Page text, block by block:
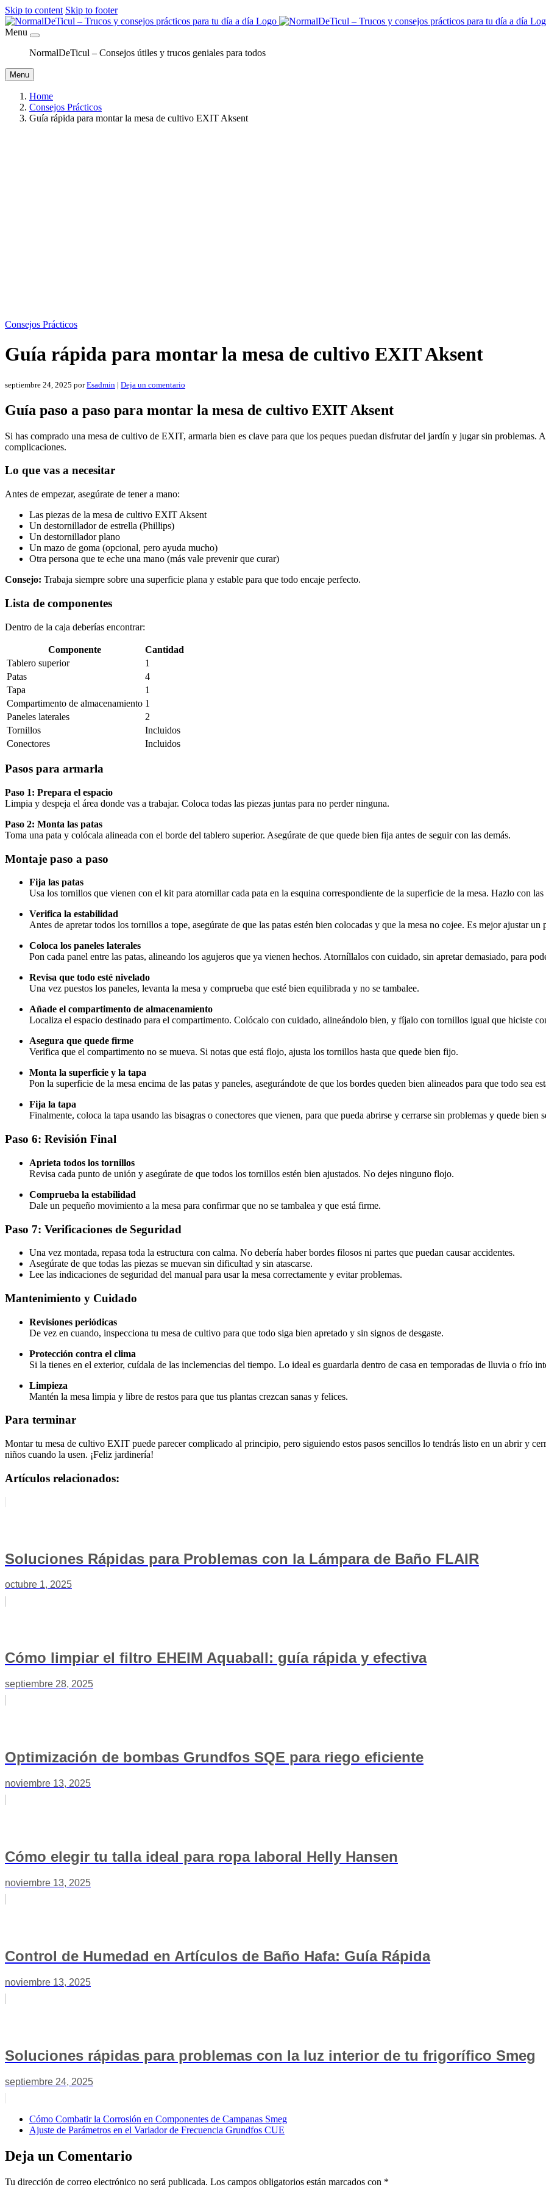
Skip to content Skip to footer
Menu
NormalDeTicul – Consejos útiles y trucos geniales para todos
Menu
Home
Consejos Prácticos
Guía rápida para montar la mesa de cultivo EXIT Aksent
Consejos Prácticos
Guía rápida para montar la mesa de cultivo EXIT Aksent
septiembre 24, 2025 porEsadmin | Deja un comentario
Guía paso a paso para montar la mesa de cultivo EXIT Aksent
Si has comprado una mesa de cultivo de EXIT, armarla bien es clave para que los peques puedan disfrutar del jardín y jugar sin problemas.
complicaciones.
Lo que vas a necesitar
Antes de empezar, asegúrate de tener a mano:
Las piezas de la mesa de cultivo EXIT Aksent
Un destornillador de estrella (Phillips)
Un destornillador plano
Un mazo de goma (opcional, pero ayuda mucho)
Otra persona que te eche una mano (más vale prevenir que curar)
Consejo: Trabaja siempre sobre una superficie plana y estable para que todo encaje perfecto.
Lista de componentes
Dentro de la caja deberías encontrar:
Componente
Cantidad
Tablero superior
1
Patas
4
Tapa
1
Compartimento de almacenamiento 1
Paneles laterales
2
Tornillos
Incluidos
Conectores
Incluidos
Pasos para armarla
Paso 1: Prepara el espacio
Limpia y despeja el área donde vas a trabajar. Coloca todas las piezas juntas para no perder ninguna.
Paso 2: Monta las patas
Toma una pata y colócala alineada con el borde del tablero superior. Asegúrate de que quede bien fija antes de seguir con las demás.
Montaje paso a paso
Fija las patas
Usa los tornillos que vienen con el kit para atornillar cada pata en la esquina correspondiente de la superficie de la mesa. Hazlo con las
Verifica la estabilidad
Antes de apretar todos los tornillos a tope, asegúrate de que las patas estén bien colocadas y que la mesa no cojee. Es mejor ajustar un
Coloca los paneles laterales
Pon cada panel entre las patas, alineando los agujeros que ya vienen hechos. Atorníllalos con cuidado, sin apretar demasiado, para
Revisa que todo esté nivelado
Una vez puestos los paneles, levanta la mesa y comprueba que esté bien equilibrada y no se tambalee.
Añade el compartimento de almacenamiento
Localiza el espacio destinado para el compartimento. Colócalo con cuidado, alineándolo bien, y fíjalo con tornillos igual que hiciste
Asegura que quede firme
Verifica que el compartimento no se mueva. Si notas que está flojo, ajusta los tornillos hasta que quede bien fijo.
Monta la superficie y la tapa
Pon la superficie de la mesa encima de las patas y paneles, asegurándote de que los bordes queden bien alineados para que todo sea
Fija la tapa
Finalmente, coloca la tapa usando las bisagras o conectores que vienen, para que pueda abrirse y cerrarse sin problemas y quede bien
Paso 6: Revisión Final
Aprieta todos los tornillos
Revisa cada punto de unión y asegúrate de que todos los tornillos estén bien ajustados. No dejes ninguno flojo.
Comprueba la estabilidad
Dale un pequeño movimiento a la mesa para confirmar que no se tambalea y que está firme.
Paso 7: Verificaciones de Seguridad
Una vez montada, repasa toda la estructura con calma. No debería haber bordes filosos ni partes que puedan causar accidentes.
Asegúrate de que todas las piezas se muevan sin dificultad y sin atascarse.
Lee las indicaciones de seguridad del manual para usar la mesa correctamente y evitar problemas.
Mantenimiento y Cuidado
Revisiones periódicas
De vez en cuando, inspecciona tu mesa de cultivo para que todo siga bien apretado y sin signos de desgaste.
Protección contra el clima
Si la tienes en el exterior, cuídala de las inclemencias del tiempo. Lo ideal es guardarla dentro de casa en temporadas de lluvia o frío
Limpieza
Mantén la mesa limpia y libre de restos para que tus plantas crezcan sanas y felices.
Para terminar
Montar tu mesa de cultivo EXIT puede parecer complicado al principio, pero siguiendo estos pasos sencillos lo tendrás listo en un abrir y
niños cuando la usen. ¡Feliz jardinería!
Artículos relacionados:
Soluciones Rápidas para Problemas con la Lámpara de Baño FLAIR
octubre 1, 2025
Cómo limpiar el filtro EHEIM Aquaball: guía rápida y efectiva
septiembre 28, 2025
Optimización de bombas Grundfos SQE para riego eficiente
noviembre 13, 2025
Cómo elegir tu talla ideal para ropa laboral Helly Hansen
noviembre 13, 2025
Control de Humedad en Artículos de Baño Hafa: Guía Rápida
noviembre 13, 2025
Soluciones rápidas para problemas con la luz interior de tu frigorífico Smeg
septiembre 24, 2025
Cómo Combatir la Corrosión en Componentes de Campanas Smeg
Ajuste de Parámetros en el Variador de Frecuencia Grundfos CUE
Deja un Comentario
Tu dirección de correo electrónico no será publicada. Los campos obligatorios están marcados con *